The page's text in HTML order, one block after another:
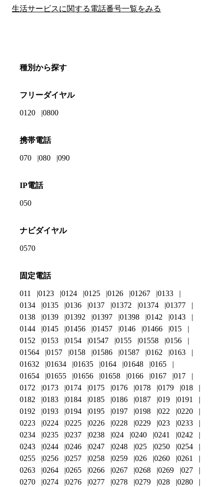
生活サービスに関する電話番号一覧をみる
種別から探す
フリーダイヤル
0120 0800
携帯電話
070 080 090
IP電話
050
ナビダイヤル
0570
固定電話
011 0123 0124 0125 0126 01267
0133
0134
0135 0136 0137 01372 01374
01377
0138
0139 01392 01397 01398 0142
0143
0144
0145 01456 01457 0146 01466
015
0152
0153 0154 01547 0155 01558
0156
01564
0157 0158 01586 01587 0162
0163
01632
01634 01635 0164 01648
0165
01654
01655 01656 01658 0166 0167
017
0172
0173 0174 0175 0176 0178 0179
018
0182
0183 0184 0185 0186 0187 019
0191
0192
0193 0194 0195 0197 0198 022
0220
0223
0224 0225 0226 0228 0229 023
0233
0234
0235 0237 0238 024 0240 0241
0242
0243
0244 0246 0247 0248 025 0250
0254
0255
0256 0257 0258 0259 026 0260
0261
0263
0264 0265 0266 0267 0268 0269
027
0270
0274 0276 0277 0278 0279 028 0280